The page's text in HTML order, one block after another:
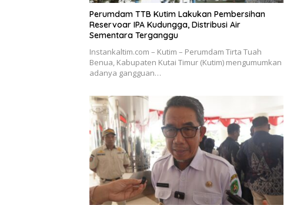
Perumdam TTB Kutim Lakukan Pembersihan
Reservoar IPA Kudungga, Distribusi Air
Sementara Terganggu
Instankaltim.com – Kutim – Perumdam Tirta Tuah
Benua, Kabupaten Kutai Timur (Kutim) mengumumkan
adanya gangguan…